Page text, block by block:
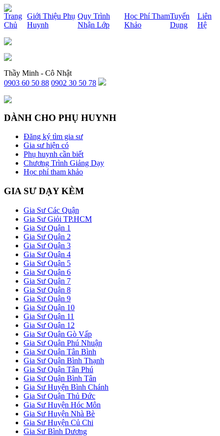
x
Trang
Chủ
Giới Thiệu Phụ
Huynh
Quy Trình
Nhận Lớp
Học Phí Tham
Khảo
Tuyển
Dụng
Liên
Hệ
Thầy Minh - Cô Nhật
0903 60 50 88 0902 30 50 78
DÀNH CHO PHỤ HUYNH
Đăng ký tìm gia sư
Gia sư hiện có
Phụ huynh cần biết
Chương Trình Giảng Dạy
Học phí tham khảo
GIA SƯ DẠY KÈM
Gia Sư Các Quận
Gia Sư Giỏi TP.HCM
Gia Sư Quận 1
Gia Sư Quận 2
Gia Sư Quận 3
Gia Sư Quận 4
Gia Sư Quận 5
Gia Sư Quận 6
Gia Sư Quận 7
Gia Sư Quận 8
Gia Sư Quận 9
Gia Sư Quận 10
Gia Sư Quận 11
Gia Sư Quận 12
Gia Sư Quận Gò Vấp
Gia Sư Quận Phú Nhuận
Gia Sư Quận Tân Bình
Gia Sư Quận Bình Thạnh
Gia Sư Quận Tân Phú
Gia Sư Quận Bình Tân
Gia Sư Huyện Bình Chánh
Gia Sư Quận Thủ Đức
Gia Sư Huyện Hóc Môn
Gia Sư Huyện Nhà Bè
Gia Sư Huyện Củ Chi
Gia Sư Bình Dương